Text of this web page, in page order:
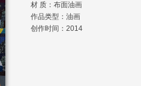
材 质： 布面油画
作品类型：油画
创作时间：2014